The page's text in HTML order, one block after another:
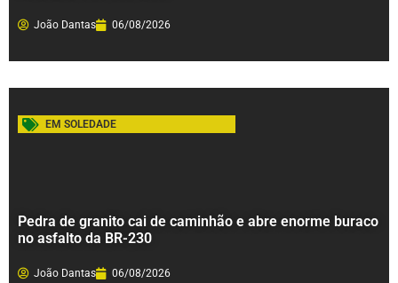
João Dantas 06/08/2026
EM SOLEDADE
Pedra de granito cai de caminhão e abre enorme buraco
no asfalto da BR-230
João Dantas 06/08/2026